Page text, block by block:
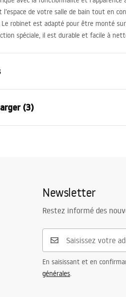
de votre salle de bain tout en
robinet est adapté pour être monté
spéciale, il est durable et facile à
Or
160
PVD
5 ans
(3)
Newsletter
Restez informé des
En saisissant et en
générales.